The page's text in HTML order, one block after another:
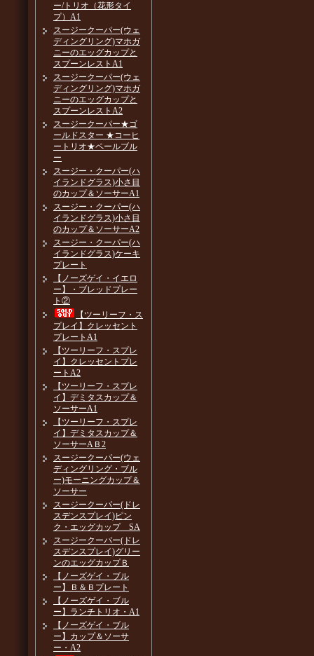
ー/トリオ（花形タイ
プ）A1
スージークーパー(ウェ
ディングリング)マホガ
ニーのエッグカップと
スプーンレストA1
スージークーパー(ウェ
ディングリング)マホガ
ニーのエッグカップと
スプーンレストA2
スージークーパー★ゴ
ールドスター ★コーヒ
ートリオ★ペールブル
ー
スージー・クーパー(ハ
イランドグラス)小さ目
のカップ＆ソーサーA1
スージー・クーパー(ハ
イランドグラス)小さ目
のカップ＆ソーサーA2
スージー・クーパー(ハ
イランドグラス)ケーキ
プレート
【ノーズゲイ・イエロ
ー】・ブレッドプレー
ト②
【ツーリーフ・ス
プレイ】クレッセント
プレートA1
【ツーリーフ・スプレ
イ】クレッセントプレ
ートA2
【ツーリーフ・スプレ
イ】デミタスカップ＆
ソーサーA1
【ツーリーフ・スプレ
イ】デミタスカップ＆
ソーサーAＢ2
スージークーパー(ウェ
ディングリング・ブル
ー)モーニングカップ＆
ソーサー
スージークーパー(ドレ
スデンスプレイ)ピン
ク・エッグカップ SA
スージークーパー(ドレ
スデンスプレイ)グリー
ンのエッグカップＢ
【ノーズゲイ・ブル
ー】Ｂ＆Ｂプレート
【ノーズゲイ・ブル
ー】ランチトリオ・A1
【ノーズゲイ・ブル
ー】カップ＆ソーサ
ー・A2